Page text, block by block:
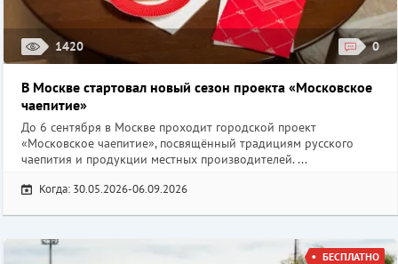
1420 0
В Москве стартовал новый сезон проекта «Московское
чаепитие»
До 6 сентября в Москве проходит городской проект
«Московское чаепитие», посвящённый традициям русского
чаепития и продукции местных производителей. ...
Когда: 30.05.2026-06.09.2026
БЕСПЛАТНО